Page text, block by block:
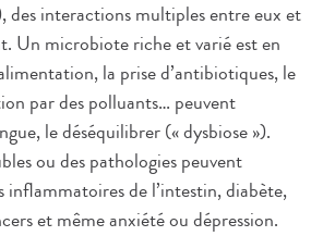
des interactions multiples entre eux et
Un microbiote riche et varié est en
la prise d’antibiotiques, le
par des polluants… peuvent
le déséquilibrer (« dysbiose »).
ou des pathologies peuvent
inflammatoires de l’intestin, diabète,
et même anxiété ou dépression.